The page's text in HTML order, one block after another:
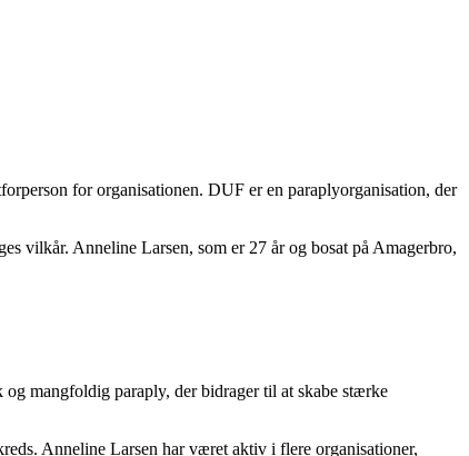
for organisationen. DUF er en paraplyorganisation, der
vilkår. Anneline Larsen, som er 27 år og bosat på Amagerbro,
mangfoldig paraply, der bidrager til at skabe stærke
Anneline Larsen har været aktiv i flere organisationer,